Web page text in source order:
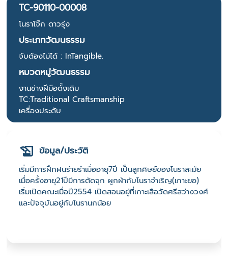
TC-90110-00008
โนราโจ๊ก ดาวรุ่ง
ประเภทวัฒนธรรม
จับต้องไม่ได้ : InTangible.
หมวดหมู่วัฒนธรรม
งานช่างฝีมือดั้งเดิม
TC:Traditional Craftsmanship
เครื่องประดับ
ข้อมูล/ประวัติ
เริ่มมีการฝึกฝนร่ายรำเมื่ออายุ7ปี เป็นลูกศิษย์ของโนราละมัย
เมื่อครั้งอายุ21ปีมีการตัดจุก ผูกผ้ากับโนราจำเริญ(เกาะยอ)
เริ่มเปิดคณะเมื่อปี2554 เปิดสอนอยู่ที่เกาะเสือวัดศรีสว่างวงศ์
และปัจจุบันอยู่กับโนรานกน้อย